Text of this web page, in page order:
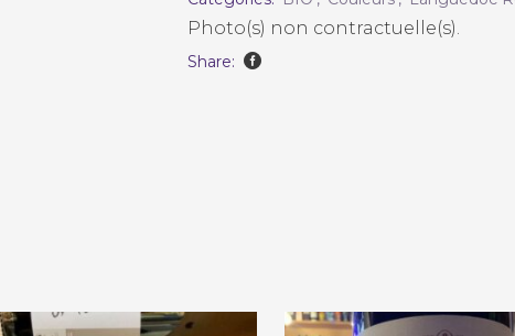
Photo(s) non contractuelle(s).
Share: